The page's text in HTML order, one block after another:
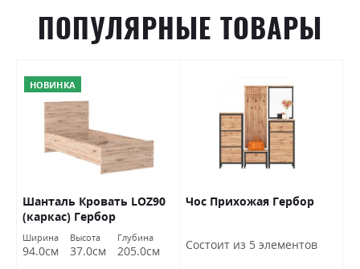
ПОПУЛЯРНЫЕ ТОВАРЫ
НОВИНКА
Шанталь Кровать LOZ90
(каркас) Гербор
Ширина
94.0см
Высота
37.0см
Глубина
205.0см
Чос Прихожая Гербор
Состоит из 5 элементов